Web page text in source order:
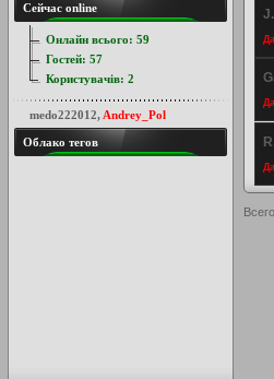
Сейчас online
Онлайн всього: 59
Гостей: 57
Користувачів: 2
medo222012, Andrey_Pol
Облако тегов